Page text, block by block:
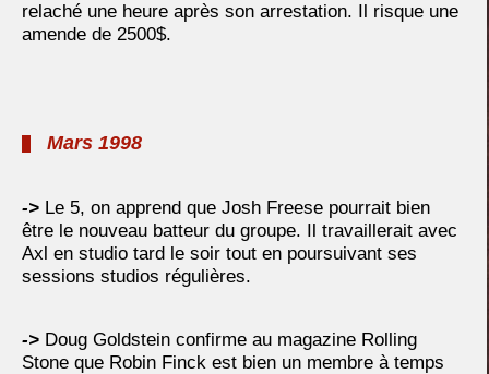
relaché une heure après son arrestation. Il risque une
amende de 2500$.
Mars 1998
-> Le 5, on apprend que Josh Freese pourrait bien
être le nouveau batteur du groupe. Il travaillerait avec
Axl en studio tard le soir tout en poursuivant ses
sessions studios régulières.
-> Doug Goldstein confirme au magazine Rolling
Stone que Robin Finck est bien un membre à temps